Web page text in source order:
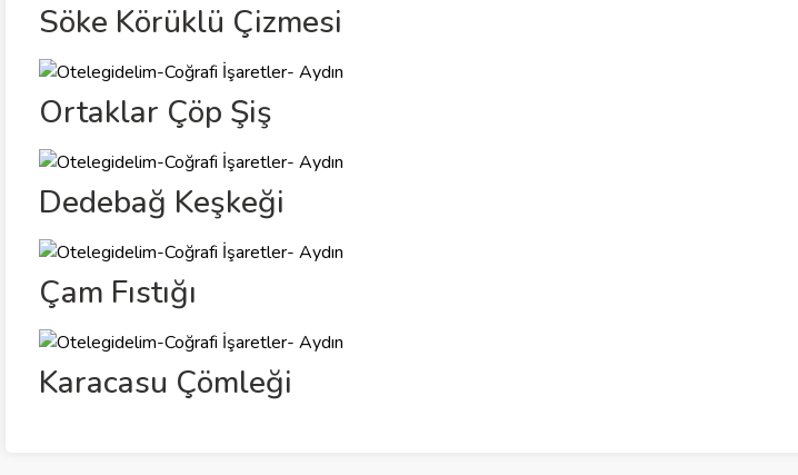
Söke Körüklü Çizmesi
Ortaklar Çöp Şiş
Dedebağ Keşkeği
Çam Fıstığı
Karacasu Çömleği